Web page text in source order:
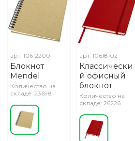
арт. 10612200
Блокнот
Mendel
Количество на
складе: 23698
арт.10618102
Классически
й офисный
блокнот
Количество на
складе: 26226